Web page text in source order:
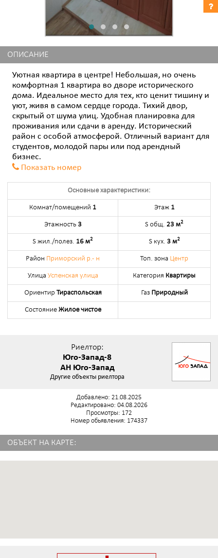
ОПИСАНИЕ
Уютная квартира в центре! Небольшая, но очень
комфортная 1 квартира во дворе исторического
дома. Идеальное место для тех, кто ценит тишину и
уют, живя в самом сердце города. Тихий двор,
скрытый от шума улиц. Удобная планировка для
проживания или сдачи в аренду. Исторический
район с особой атмосферой. Отличный вариант для
студентов, молодой пары или под арендный
бизнес.
Показать номер
Основные характеристики:
Комнат/помещений 1 Этаж 1
Этажность 3 S общ. 23 м2
S жил./полез. 16 м2 S кух. 3 м2
Район Приморский р.- н Топ. зона Центр
Улица Успенская улица Категория Квартиры
Ориентир Тираспольская Газ Природный
Состояние Жилое чистое
Риелтор:
Юго-Запад-8
АН Юго-Запад
Другие объекты риелтора
Добавлено: 21.08.2025
Редактировано: 04.08.2026
Просмотры: 172
Номер обьявления: 174337
ОБЪЕКТ НА КАРТЕ: